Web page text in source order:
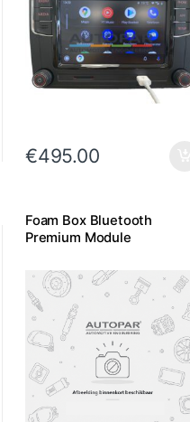
€495.00
Foam Box Bluetooth
Premium Module